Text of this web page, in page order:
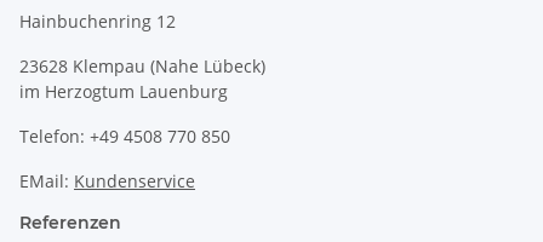
Hainbuchenring 12
23628 Klempau (Nahe Lübeck)
im Herzogtum Lauenburg
Telefon: +49 4508 770 850
EMail: Kundenservice
Referenzen